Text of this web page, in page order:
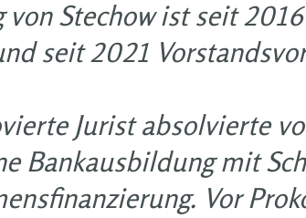
von Stechow ist seit
seit 2021
Jurist absolvierte
Bankausbildung mit
Vor